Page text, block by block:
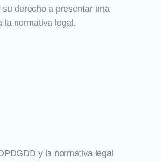
derecho a presentar una
la normativa legal.
y la normativa legal